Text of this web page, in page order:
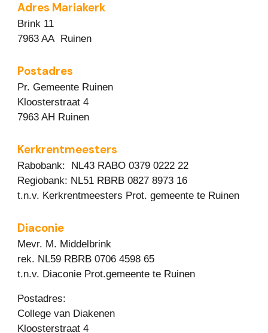
Adres Mariakerk
Brink 11
7963 AA Ruinen
Postadres
Pr. Gemeente Ruinen
Kloosterstraat 4
7963 AH Ruinen
Kerkrentmeesters
Rabobank: NL43 RABO 0379 0222 22
Regiobank: NL51 RBRB 0827 8973 16
t.n.v. Kerkrentmeesters Prot. gemeente te Ruinen
Diaconie
Mevr. M. Middelbrink
rek. NL59 RBRB 0706 4598 65
t.n.v. Diaconie Prot.gemeente te Ruinen
Postadres:
College van Diakenen
Kloosterstraat 4